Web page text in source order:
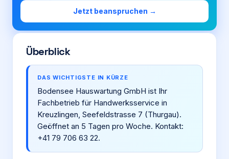
Jetzt beanspruchen →
Überblick
DAS WICHTIGSTE IN KÜRZE
Bodensee Hauswartung GmbH ist Ihr
Fachbetrieb für Handwerksservice in
Kreuzlingen, Seefeldstrasse 7 (Thurgau).
Geöffnet an 5 Tagen pro Woche. Kontakt:
+41 79 706 63 22.